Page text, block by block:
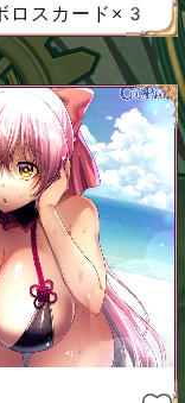
ロスカード×3